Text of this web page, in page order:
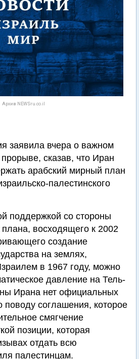
Архив NEWSru.co.il
заявила вчера о важном
сказав, что Иран
арабский мирный план
палестинского
поддержкой со стороны
восходящего к 2002
создание
на землях,
в 1967 году, можно
давление на Тель-
Ирана нет официальных
поводу соглашения, которое
смягчение
позиции, которая
отдать всю
палестинцам.